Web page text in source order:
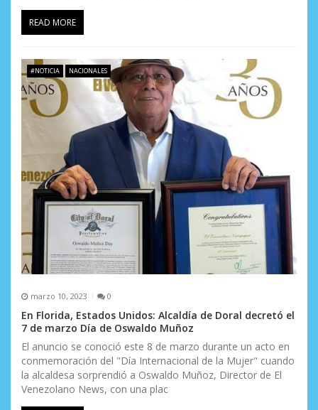
READ MORE
#NOTICIA NACIONALES
marzo 10, 2023 0
En Florida, Estados Unidos: Alcaldía de Doral decretó el
7 de marzo Día de Oswaldo Muñoz
El anuncio se conoció este 8 de marzo durante un acto en
conmemoración del "Día Internacional de la Mujer" cuando
la alcaldesa sorprendió a Oswaldo Muñoz, Director de El
Venezolano News, con una plac